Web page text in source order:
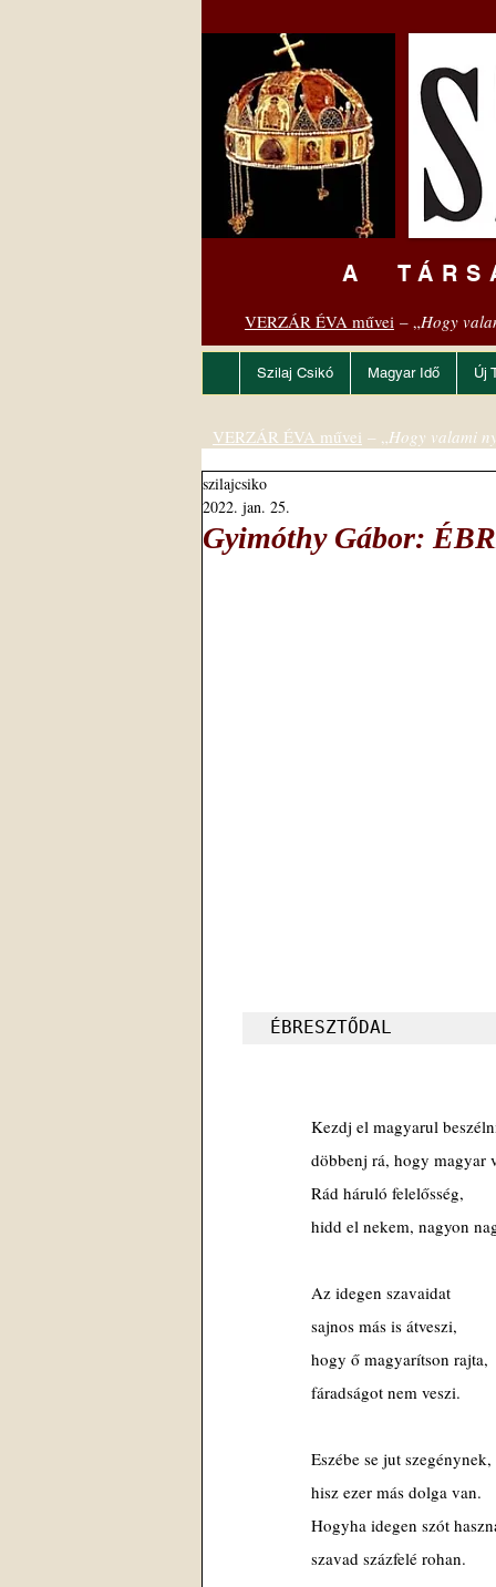
A
VERZÁR ÉVA művei – „Hogy
Szilaj Csikó Magyar Idő Új
Gyimóthy Gábor:
szilajcsiko
2022. jan. 25.
ÉBRESZTŐDAL
Kezdj el magyarul
döbbenj rá, hogy magyar
Rád háruló felelősség,
hidd el nekem, nagyon
Az idegen szavaidat
sajnos más is átveszi,
hogy ő magyarítson rajta,
fáradságot nem veszi.
Eszébe se jut szegénynek,
hisz ezer más dolga van.
Hogyha idegen szót
szavad százfelé rohan.
VERZÁR ÉVA művei – „Hogy valami